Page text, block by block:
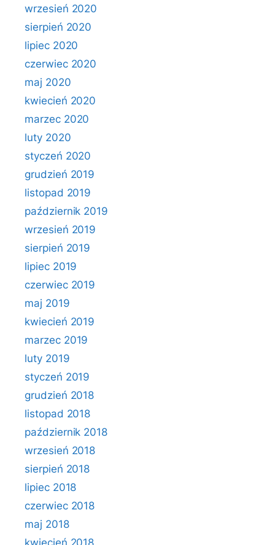
wrzesień 2020
sierpień 2020
lipiec 2020
czerwiec 2020
maj 2020
kwiecień 2020
marzec 2020
luty 2020
styczeń 2020
grudzień 2019
listopad 2019
październik 2019
wrzesień 2019
sierpień 2019
lipiec 2019
czerwiec 2019
maj 2019
kwiecień 2019
marzec 2019
luty 2019
styczeń 2019
grudzień 2018
listopad 2018
październik 2018
wrzesień 2018
sierpień 2018
lipiec 2018
czerwiec 2018
maj 2018
kwiecień 2018